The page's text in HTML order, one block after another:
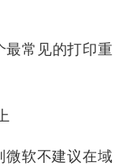
最常见的打印重
微软不建议在域